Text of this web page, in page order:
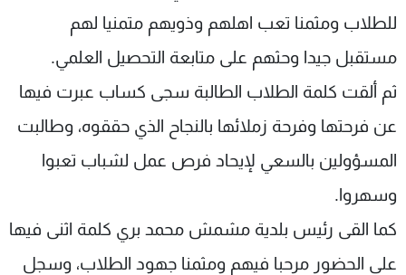
للطلاب ومثمنا تعب اهلهم وذويهم متمنيا لهم
مستقبل جيدا وحثهم على متابعة التحصيل العلمي.
ثم ألقت كلمة الطلاب الطالبة سجى كساب عبرت فيها
عن فرحتها وفرحة زملائها بالنجاح الذي حققوه، وطالبت
المسؤولين بالسعي لإيحاد فرص عمل لشباب تعبوا
وسهروا.
كما القى رئيس بلدية مشمش محمد بري كلمة اثنى فيها
على الحضور مرحبا فيهم ومثمنا جهود الطلاب، وسجل